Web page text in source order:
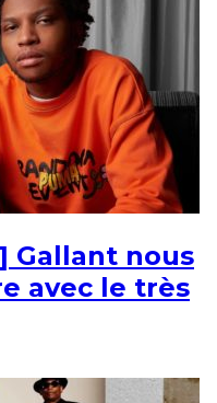
Gallant nous
avec le très